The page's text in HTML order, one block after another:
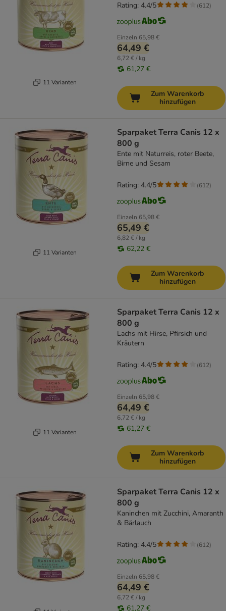
11 Varianten
Einzeln 65,98 €
64,49 €
6,72 € / kg
61,27 €
Rating: 4.4/5 (612)
Zum Warenkorb
hinzufügen
11 Varianten
Sparpaket Terra Canis 12 x
800 g
Ente mit Naturreis, roter Beete,
Birne und Sesam
Einzeln 65,98 €
65,49 €
6,82 € / kg
62,22 €
Rating: 4.4/5 (612)
Zum Warenkorb
hinzufügen
11 Varianten
Sparpaket Terra Canis 12 x
800 g
Lachs mit Hirse, Pfirsich und
Kräutern
Einzeln 65,98 €
64,49 €
6,72 € / kg
61,27 €
Rating: 4.4/5 (612)
Zum Warenkorb
hinzufügen
Sparpaket Terra Canis 12 x
800 g
Kaninchen mit Zucchini, Amaranth
& Bärlauch
Einzeln 65,98 €
64,49 €
6,72 € / kg
61,27 €
Rating: 4.4/5 (612)